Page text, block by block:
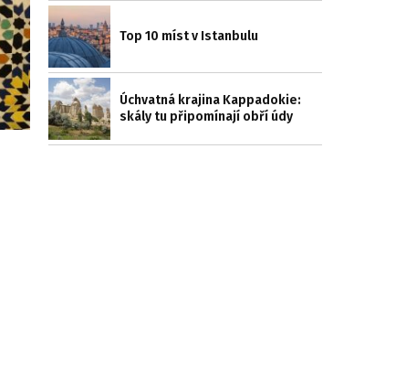
Top 10 míst v Istanbulu
Úchvatná krajina Kappadokie:
skály tu připomínají obří údy